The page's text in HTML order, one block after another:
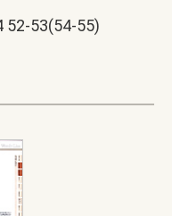
52-53(54-55)